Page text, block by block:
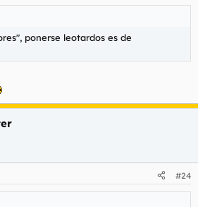
ponerse leotardos es de
#24